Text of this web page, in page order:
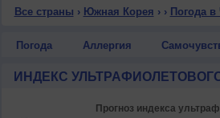
Все страны › Южная Корея › › Погода
Погода Аллергия
ИНДЕКС